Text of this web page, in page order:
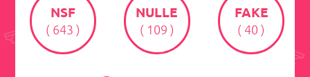
NSF
( 643 )
NULLE
( 109 )
FAKE
( 40 )